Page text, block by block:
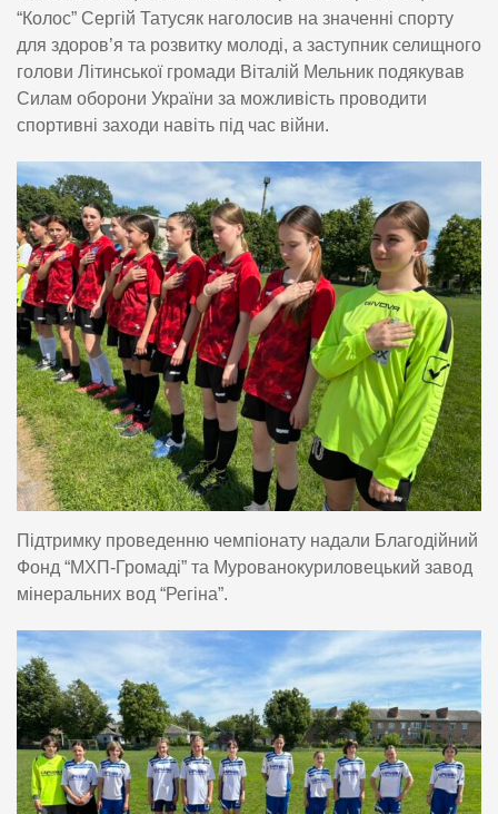
“Колос” Сергій Татусяк наголосив на значенні спорту
для здоров’я та розвитку молоді, а заступник селищного
голови Літинської громади Віталій Мельник подякував
Силам оборони України за можливість проводити
спортивні заходи навіть під час війни.
Підтримку проведенню чемпіонату надали Благодійний
Фонд “МХП-Громаді” та Мурованокуриловецький завод
мінеральних вод “Регіна”.